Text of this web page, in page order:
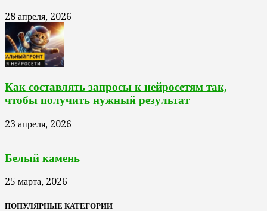
28 апреля, 2026
Как составлять запросы к нейросетям так,
чтобы получить нужный результат
23 апреля, 2026
Белый камень
25 марта, 2026
ПОПУЛЯРНЫЕ КАТЕГОРИИ